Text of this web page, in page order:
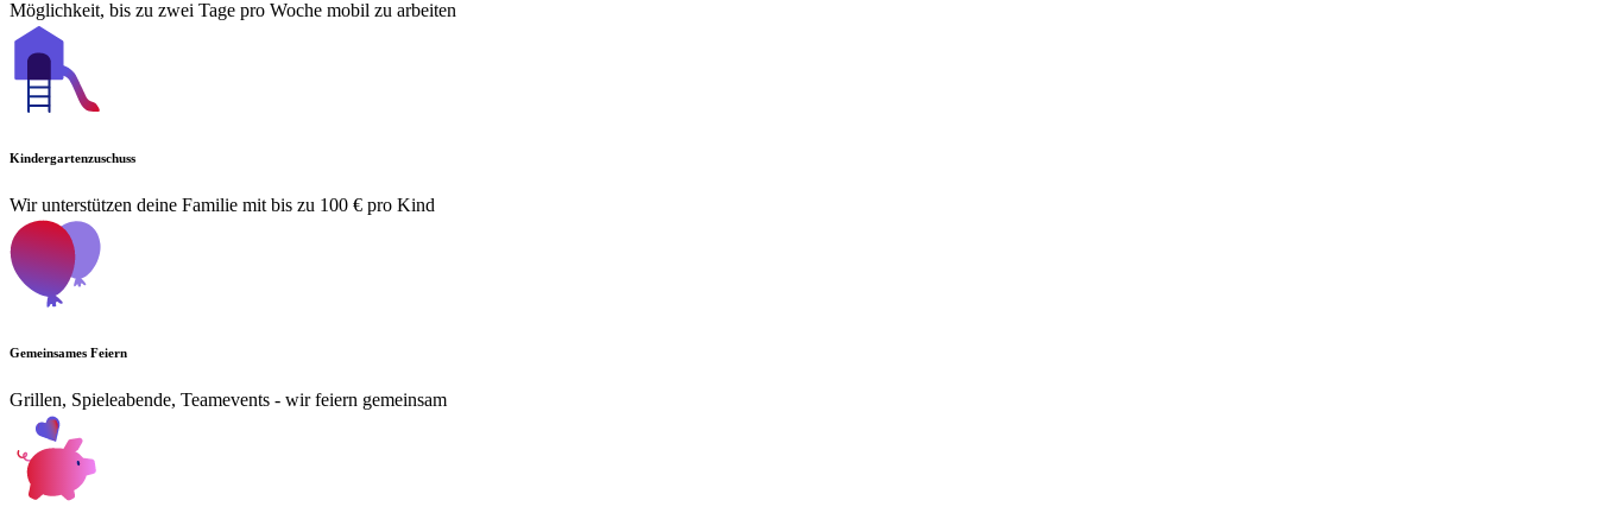
Möglichkeit, bis zu zwei Tage pro Woche mobil zu arbeiten
Kindergartenzuschuss
Wir unterstützen deine Familie mit bis zu 100 € pro Kind
Gemeinsames Feiern
Grillen, Spieleabende, Teamevents - wir feiern gemeinsam